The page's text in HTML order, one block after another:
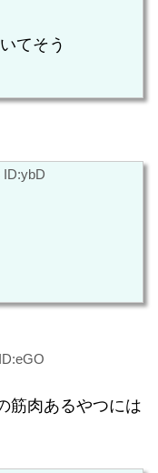
てそう
ID:ybD
筋肉あるやつには